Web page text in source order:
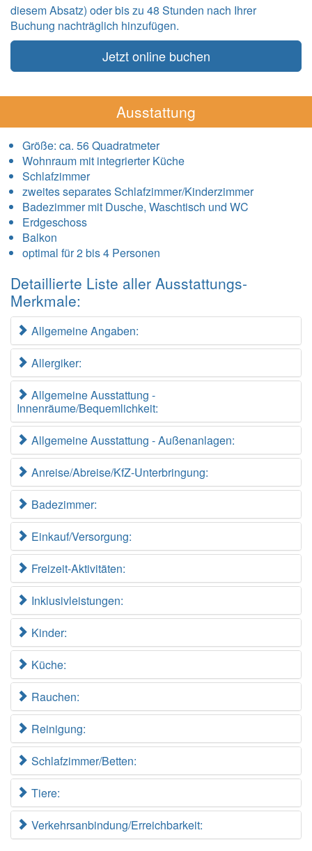
diesem Absatz) oder bis zu 48 Stunden nach Ihrer
Buchung nachträglich hinzufügen.
Jetzt online buchen
Ausstattung
Größe: ca. 56 Quadratmeter
Wohnraum mit integrierter Küche
Schlafzimmer
zweites separates Schlafzimmer/Kinderzimmer
Badezimmer mit Dusche, Waschtisch und WC
Erdgeschoss
Balkon
optimal für 2 bis 4 Personen
Detaillierte Liste aller Ausstattungs-
Merkmale:
Allgemeine Angaben:
Allergiker:
Allgemeine Ausstattung -
Innenräume/Bequemlichkeit:
Allgemeine Ausstattung - Außenanlagen:
Anreise/Abreise/KfZ-Unterbringung:
Badezimmer:
Einkauf/Versorgung:
Freizeit-Aktivitäten:
Inklusivleistungen:
Kinder:
Küche:
Rauchen:
Reinigung:
Schlafzimmer/Betten:
Tiere:
Verkehrsanbindung/Erreichbarkeit: